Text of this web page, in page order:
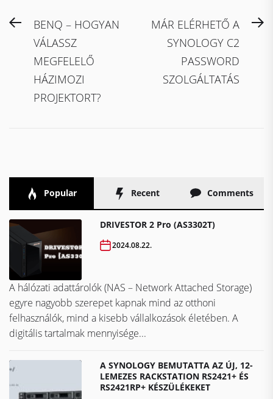
Bejegyzés
navigáció
PreviousBENQ – HOGYAN
VÁLASSZ
MEGFELELŐ
HÁZIMOZI
PROJEKTORT?
MÁR ELÉRHETŐ A
SYNOLOGY C2
PASSWORD
SZOLGÁLTATÁS
Popular Recent Comments
DRIVESTOR 2 Pro (AS3302T)
2024.08.22.
A hálózati adattárolók (NAS – Network Attached Storage)
egyre nagyobb szerepet kapnak mind az otthoni
felhasználók, mind a kisebb vállalkozások életében. A
digitális tartalmak mennyisége...
A SYNOLOGY BEMUTATTA AZ ÚJ, 12-
LEMEZES RACKSTATION RS2421+ ÉS
RS2421RP+ KÉSZÜLÉKEKET